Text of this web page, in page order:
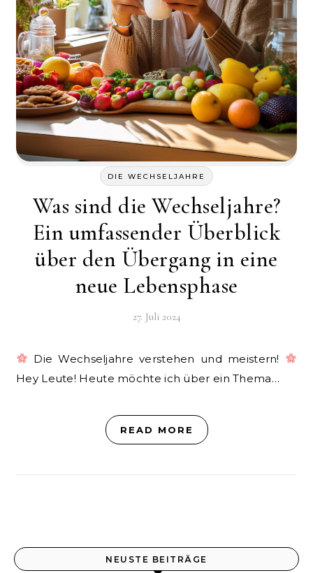
DIE WECHSELJAHRE
Was sind die Wechseljahre?
Ein umfassender Überblick
über den Übergang in eine
neue Lebensphase
27. Juli 2024
Die Wechseljahre verstehen und meistern!
Hey Leute! Heute möchte ich über ein Thema…
READ MORE
NEUSTE BEITRÄGE